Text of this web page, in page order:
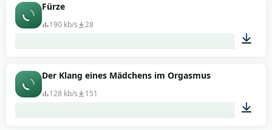
Fürze
190 kb/s 28
Der Klang eines Mädchens im Orgasmus
128 kb/s 151